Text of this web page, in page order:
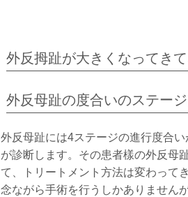
外反拇趾が大きくなってき
外反母趾の度合いのステー
外反母趾には4ステージの進行度合
が診断します。その患者樣の外反母
て、トリートメント方法は変わって
念ながら手術を行うしかありません